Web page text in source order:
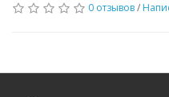
0 отзывов/